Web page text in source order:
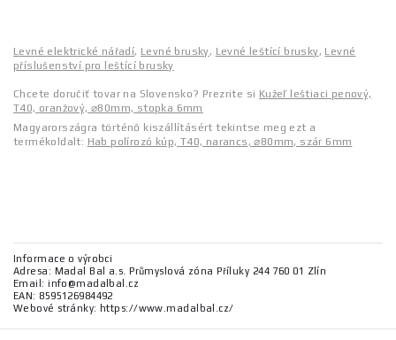
Levné elektrické nářadí, Levné brusky, Levné leštící brusky, Levné
příslušenství pro leštící brusky
Chcete doručiť tovar na Slovensko? Prezrite si Kužeľ leštiaci penový,
T40, oranžový, ⌀80mm, stopka 6mm
Magyarországra történő kiszállításért tekintse meg ezt a
termékoldalt: Hab polírozó kúp, T40, narancs, ⌀80mm, szár 6mm
Informace o výrobci
Adresa: Madal Bal a.s. Průmyslová zóna Příluky 244 760 01 Zlín
Email: info@madalbal.cz
EAN: 8595126984492
Webové stránky: https://www.madalbal.cz/